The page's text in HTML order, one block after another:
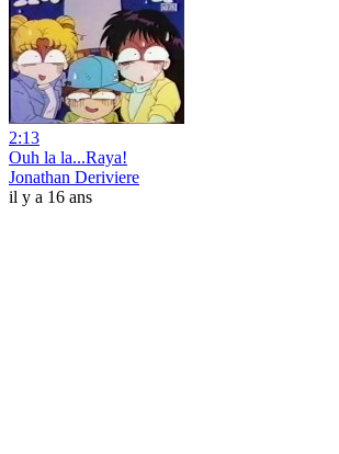
2:13
Ouh la la...Raya!
Jonathan Deriviere
il y a 16 ans